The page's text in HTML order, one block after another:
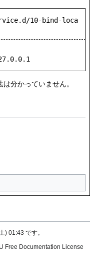
10-bind-loca
分かっていません。
) 01:43 です。
Free Documentation License